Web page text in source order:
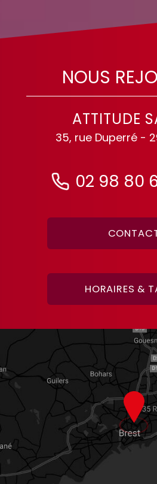
NOUS
ATTITUDE
35, rue Duperré -
02 98 80
HORAIRES &